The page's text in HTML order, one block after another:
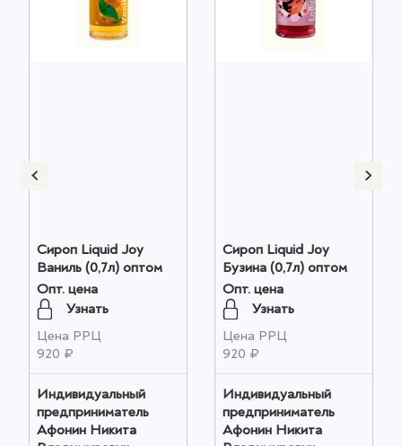
Сироп Liquid Joy
Ваниль (0,7л) оптом
Опт. цена
Узнать
Цена РРЦ
920 ₽
Индивидуальный
предприниматель
Афонин Никита
Сироп Liquid Joy
Бузина (0,7л) оптом
Опт. цена
Узнать
Цена РРЦ
920 ₽
Индивидуальный
предприниматель
Афонин Никита